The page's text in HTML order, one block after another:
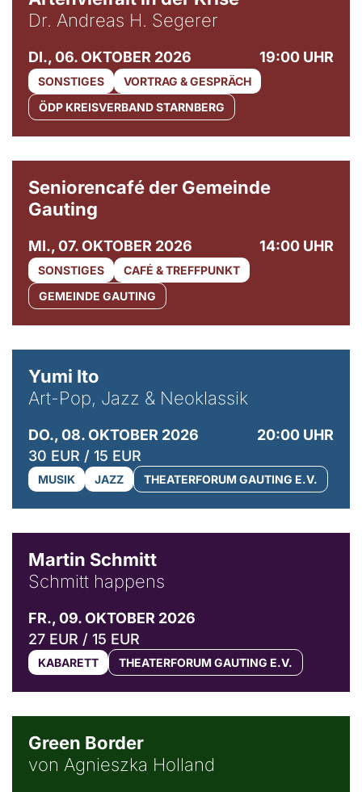
Dr. Andreas H. Segerer
DI., 06. OKTOBER 2026 19:00 UHR
SONSTIGES
VORTRAG & GESPRÄCH
ÖDP KREISVERBAND STARNBERG
Seniorencafé der Gemeinde
Gauting
MI., 07. OKTOBER 2026 14:00 UHR
SONSTIGES
CAFÉ & TREFFPUNKT
GEMEINDE GAUTING
Yumi Ito
Art-Pop, Jazz & Neoklassik
DO., 08. OKTOBER 2026
20:00 UHR
30 EUR / 15 EUR
MUSIK JAZZ THEATERFORUM GAUTING E.V.
Martin Schmitt
Schmitt happens
FR., 09. OKTOBER 2026
27 EUR / 15 EUR
KABARETT THEATERFORUM GAUTING E.V.
Green Border
von Agnieszka Holland